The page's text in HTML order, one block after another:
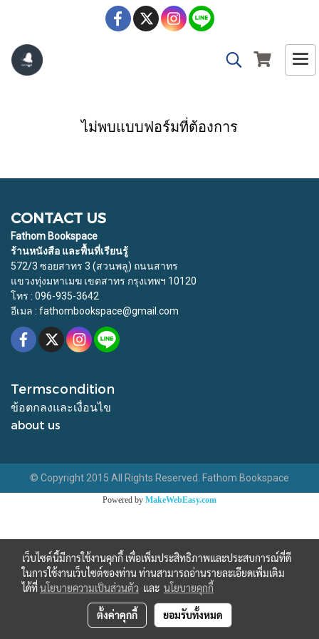
ไม่พบแบบฟอร์มที่ต้องการ
CONTACT US
Fathom Bookspace
ร้านหนังสือ และพื้นที่เรียนรู้
572/3 ซอยสาทร 3 (สวนพลู) ถนนสาทร
แขวงทุ่งมหาเมฆ เขตสาทร กรุงเทพฯ 10120
โทร : 096-935-3642
อีเมล : fathombookspace@gmail.com
Termscondition
ข้อตกลงและเงื่อนไข
about us
© Copyright 2015 All Rights Reserved. Fathom Bookspace
Powered by MakeWebEasy.com
เว็บไซต์นี้มีการใช้งานคุกกี้ เพื่อเพิ่มประสิทธิภาพและประสบการณ์ที่ดี
ในการใช้งานเว็บไซต์ของท่าน ท่านสามารถอ่านรายละเอียดเพิ่มเติม
ได้ที่นโยบายความเป็นส่วนตัว และ นโยบายคุกกี้
ตั้งค่าคุกกี้ ยอมรับทั้งหมด